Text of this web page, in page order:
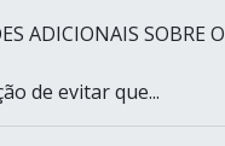
ADICIONAIS SOBRE O
de evitar que...